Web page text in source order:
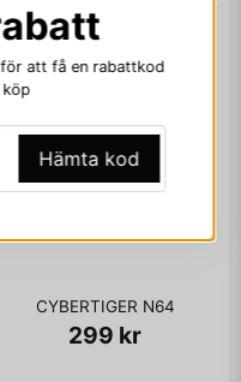
CYBERTIGER N64
299 kr
att få en rabattkod
Hämta kod